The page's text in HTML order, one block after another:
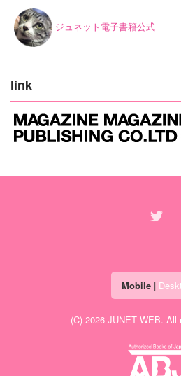
ジュネット電子書籍公式
link
Mobile|
(C) 2026 JUNET WEB. All